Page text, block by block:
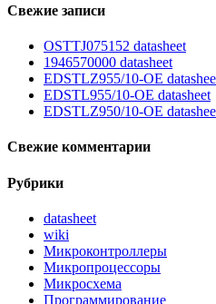
Свежие записи
OSTTJ075152 datasheet
1946570000 datasheet
EDSTLZ955/10-OE
EDSTL955/10-OE datasheet
EDSTLZ950/10-OE
Свежие комментарии
Рубрики
datasheet
wiki
Микроконтроллеры
Микропроцессоры
Микросхема
Программирование